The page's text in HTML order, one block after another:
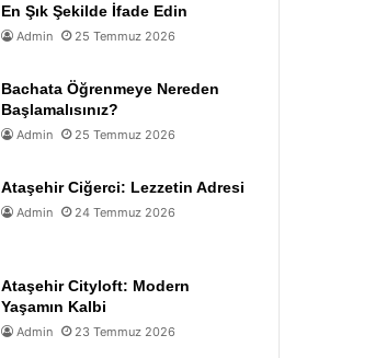
En Şık Şekilde İfade Edin
Admin 25 Temmuz 2026
Bachata Öğrenmeye Nereden
Başlamalısınız?
Admin 25 Temmuz 2026
Ataşehir Ciğerci: Lezzetin Adresi
Admin 24 Temmuz 2026
Ataşehir Cityloft: Modern
Yaşamın Kalbi
Admin 23 Temmuz 2026